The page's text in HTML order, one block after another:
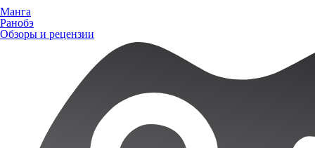
Манга
Ранобэ
Обзоры и рецензии